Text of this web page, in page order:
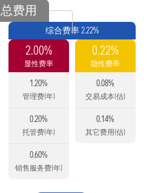
总费用
综合费率 2.22%
2.00%
显性费率
1.20%
管理费(年)
0.20%
托管费(年)
0.60%
销售服务费(年)
0.22%
隐性费率
0.08%
交易成本(估)
0.14%
其它费用(估)